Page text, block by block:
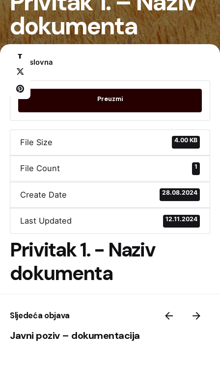
dokumenta
Naslovna
Preuzmi
File Size 4.00 KB
File Count 1
Create Date 28.08.2024
Last Updated 12.11.2024
Privitak 1. - Naziv
dokumenta
Sljedeća objava
Javni poziv – dokumentacija